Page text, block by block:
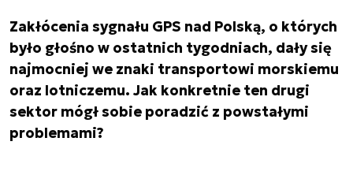
Zakłócenia sygnału GPS nad Polską, o których
było głośno w ostatnich tygodniach, dały się
najmocniej we znaki transportowi morskiemu
oraz lotniczemu. Jak konkretnie ten drugi
sektor mógł sobie poradzić z powstałymi
problemami?